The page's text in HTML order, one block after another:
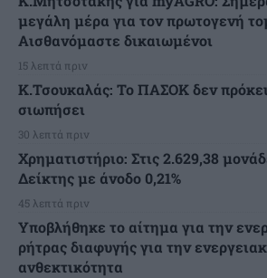
μεγάλη μέρα για τον πρωτογενή
Αισθανόμαστε δικαιωμένοι
15 λεπτά πριν
Κ.Τσουκαλάς: Το ΠΑΣΟΚ δεν
σιωπήσει
30 λεπτά πριν
Χρηματιστήριο: Στις 2.629,38
Δείκτης με άνοδο 0,21%
45 λεπτά πριν
Υποβλήθηκε το αίτημα για την
ρήτρας διαφυγής για την
ανθεκτικότητα